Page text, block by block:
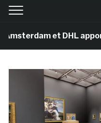
et DHL apportent